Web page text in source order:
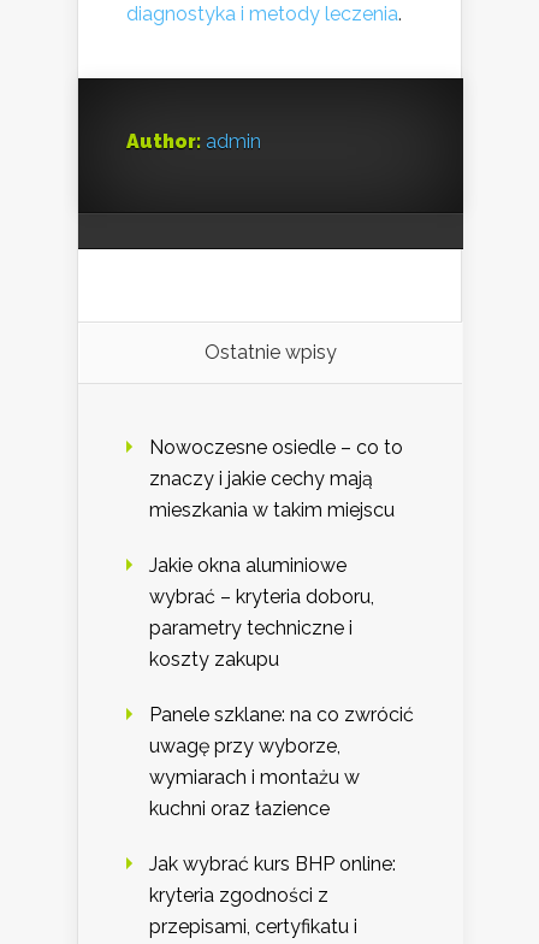
diagnostyka i metody leczenia.
Author: admin
Ostatnie wpisy
Nowoczesne osiedle – co to
znaczy i jakie cechy mają
mieszkania w takim miejscu
Jakie okna aluminiowe
wybrać – kryteria doboru,
parametry techniczne i
koszty zakupu
Panele szklane: na co zwrócić
uwagę przy wyborze,
wymiarach i montażu w
kuchni oraz łazience
Jak wybrać kurs BHP online:
kryteria zgodności z
przepisami, certyfikatu i